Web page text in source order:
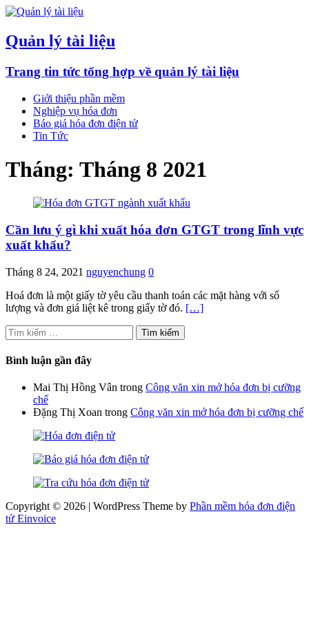
Quản lý tài liệu
Trang tin tức tổng hợp về quản lý tài liệu
Giới thiệu phần mềm
Nghiệp vụ hóa đơn
Báo giá hóa đơn điện tử
Tin Tức
Tháng: Tháng 8 2021
Cần lưu ý gì khi xuất hóa đơn GTGT trong lĩnh vực
xuất khẩu?
Tháng 8 24, 2021 nguyenchung 0
Hoá đơn là một giấy tờ yêu cầu thanh toán các mặt hàng với số
lượng và đơn giá liệt kê trong giấy tờ đó. […]
Tìm
kiếm
cho:
Bình luận gần đây
Mai Thị Hồng Vân trong Công văn xin mở hóa đơn bị cưỡng
chế
Đặng Thị Xoan trong Công văn xin mở hóa đơn bị cưỡng chế
Copyright © 2026 | WordPress Theme by Phần mềm hóa đơn điện
tử Einvoice